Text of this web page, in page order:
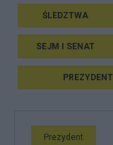
ŚLEDZTWA
SEJM I SENAT
PREZYDENT
Prezydent